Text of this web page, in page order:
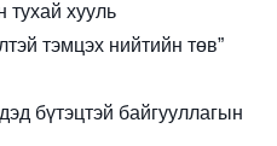
тухай хууль
тэмцэх нийтийн төв”
бүтэцтэй байгууллагын